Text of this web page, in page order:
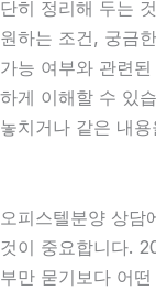
단히 정리해 두는
원하는 조건, 궁금
가능 여부와 관련
하게 이해할 수 있
놓치거나 같은 내
오피스텔분양 상담
것이 중요합니다.
부만 묻기보다 어